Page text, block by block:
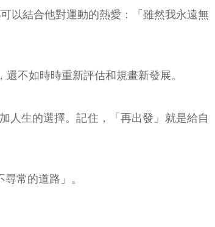
以結合他對運動的熱愛：「雖然我永遠無
不如時時重新評估和規畫新發展。
人生的選擇。記住，「再出發」就是給自
常的道路」。